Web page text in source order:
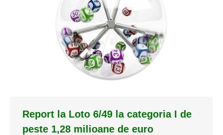
Report la Loto 6/49 la categoria I de
peste 1,28 milioane de euro